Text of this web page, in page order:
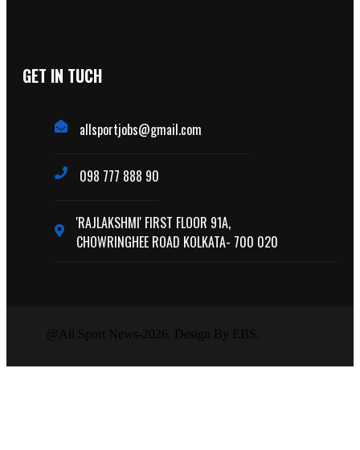
GET IN TUCH
allsportjobs@gmail.com
098 777 888 90
'RAJLAKSHMI' FIRST FLOOR 91A,
CHOWRINGHEE ROAD KOLKATA- 700 020
@All Sport News-2026. Design By EBS.